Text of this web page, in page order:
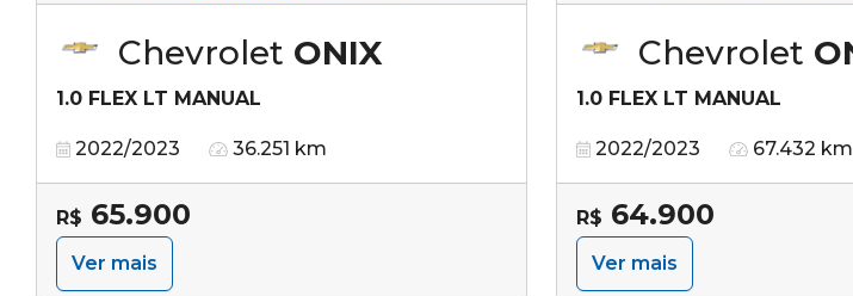
Chevrolet ONIX
1.0 FLEX LT MANUAL
2022/2023 36.251 km
R$ 65.900
Ver mais
Chevrolet
1.0 FLEX LT MANUAL
2022/2023 67.432 km
R$ 64.900
Ver mais